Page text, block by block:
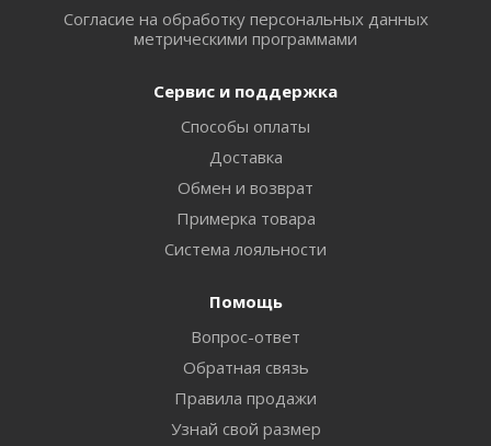
Согласие на обработку персональных данных
метрическими программами
Сервис и поддержка
Способы оплаты
Доставка
Обмен и возврат
Примерка товара
Система лояльности
Помощь
Вопрос-ответ
Обратная связь
Правила продажи
Узнай свой размер